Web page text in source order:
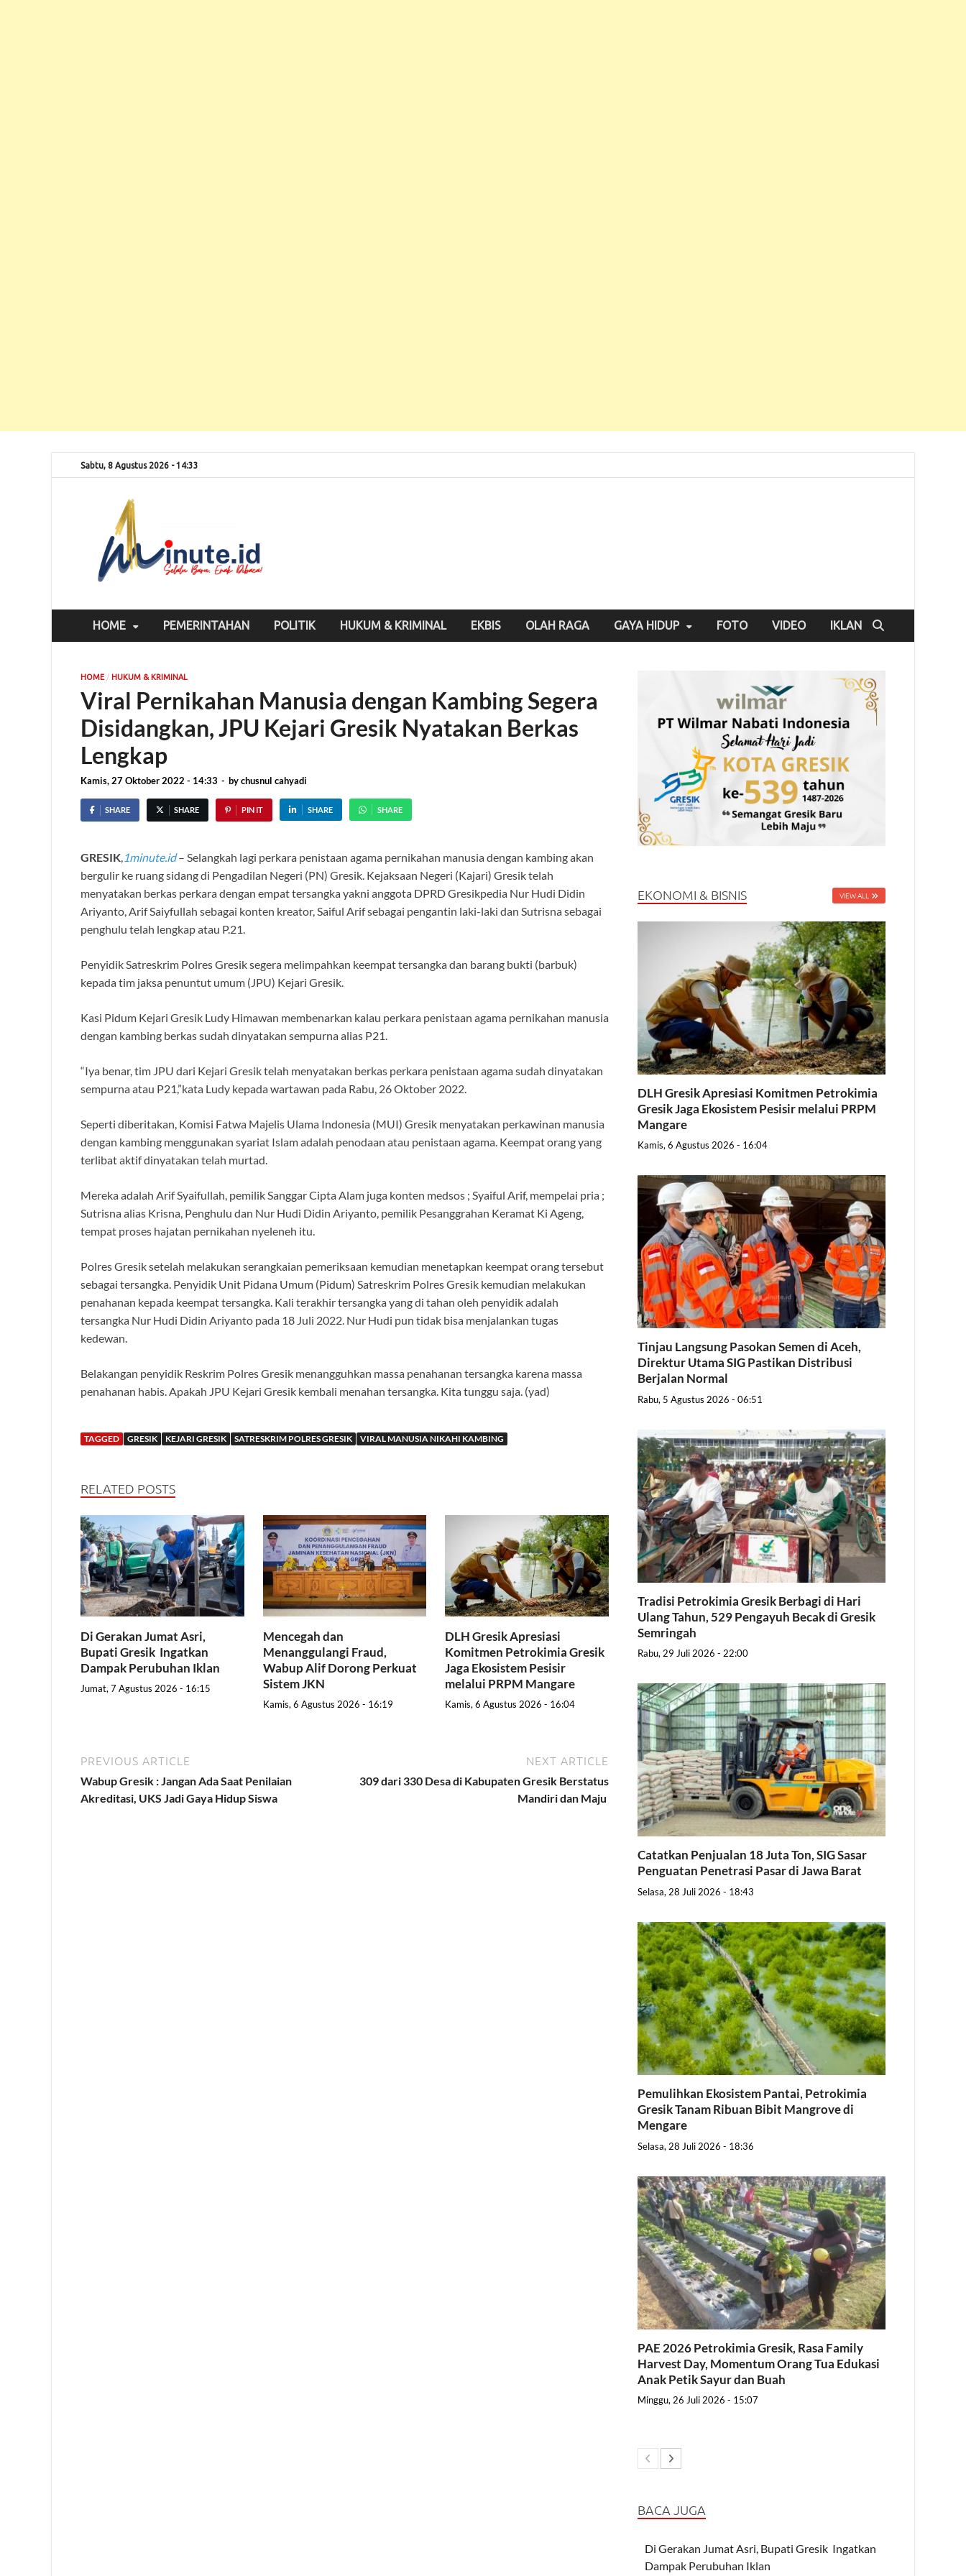
Sabtu, 8 Agustus 2026 - 14:33
HOME PEMERINTAHAN POLITIK HUKUM & KRIMINAL EKBIS OLAH RAGA GAYA HIDUP FOTO VIDEO IKLAN
HOME / HUKUM & KRIMINAL
Viral Pernikahan Manusia dengan Kambing Segera
Disidangkan, JPU Kejari Gresik Nyatakan Berkas
Lengkap
Kamis, 27 Oktober 2022 - 14:33 - bychusnul cahyadi
SHARE SHARE PIN IT SHARE SHARE
GRESIK, 1minute.id– Selangkah lagi perkara penistaan agama pernikahan manusia dengan kambing akan
bergulir ke ruang sidang di Pengadilan Negeri (PN) Gresik. Kejaksaan Negeri (Kajari) Gresik telah
menyatakan berkas perkara dengan empat tersangka yakni anggota DPRD Gresikpedia Nur Hudi Didin
Ariyanto, Arif Saiyfullah sebagai konten kreator, Saiful Arif sebagai pengantin laki-laki dan Sutrisna sebagai
penghulu telah lengkap atau P.21.
Penyidik Satreskrim Polres Gresik segera melimpahkan keempat tersangka dan barang bukti (barbuk)
kepada tim jaksa penuntut umum (JPU) Kejari Gresik.
Kasi Pidum Kejari Gresik Ludy Himawan membenarkan kalau perkara penistaan agama pernikahan manusia
dengan kambing berkas sudah dinyatakan sempurna alias P21.
“Iya benar, tim JPU dari Kejari Gresik telah menyatakan berkas perkara penistaan agama sudah dinyatakan
sempurna atau P21,”kata Ludy kepada wartawan pada Rabu, 26 Oktober 2022.
Seperti diberitakan, Komisi Fatwa Majelis Ulama Indonesia (MUI) Gresik menyatakan perkawinan manusia
dengan kambing menggunakan syariat Islam adalah penodaan atau penistaan agama. Keempat orang yang
terlibat aktif dinyatakan telah murtad.
Mereka adalah Arif Syaifullah, pemilik Sanggar Cipta Alam juga konten medsos ; Syaiful Arif, mempelai pria ;
Sutrisna alias Krisna, Penghulu dan Nur Hudi Didin Ariyanto, pemilik Pesanggrahan Keramat Ki Ageng,
tempat proses hajatan pernikahan nyeleneh itu.
Polres Gresik setelah melakukan serangkaian pemeriksaan kemudian menetapkan keempat orang tersebut
sebagai tersangka. Penyidik Unit Pidana Umum (Pidum) Satreskrim Polres Gresik kemudian melakukan
penahanan kepada keempat tersangka. Kali terakhir tersangka yang di tahan oleh penyidik adalah
tersangka Nur Hudi Didin Ariyanto pada 18 Juli 2022. Nur Hudi pun tidak bisa menjalankan tugas
kedewan.
Belakangan penyidik Reskrim Polres Gresik menangguhkan massa penahanan tersangka karena massa
penahanan habis. Apakah JPU Kejari Gresik kembali menahan tersangka. Kita tunggu saja. (yad)
TAGGED GRESIK KEJARI GRESIK SATRESKRIM POLRES GRESIK VIRAL MANUSIA NIKAHI KAMBING
RELATED POSTS
Di Gerakan Jumat Asri,
Bupati Gresik Ingatkan
Dampak Perubuhan Iklan
Jumat, 7 Agustus 2026 - 16:15
Mencegah dan
Menanggulangi Fraud,
Wabup Alif Dorong Perkuat
Sistem JKN
Kamis, 6 Agustus 2026 - 16:19
DLH Gresik Apresiasi
Komitmen Petrokimia Gresik
Jaga Ekosistem Pesisir
melalui PRPM Mangare
Kamis, 6 Agustus 2026 - 16:04
PREVIOUS ARTICLE
Wabup Gresik : Jangan Ada Saat Penilaian
Akreditasi, UKS Jadi Gaya Hidup Siswa
NEXT ARTICLE
309 dari 330 Desa di Kabupaten Gresik Berstatus
Mandiri dan Maju
EKONOMI & BISNIS VIEW ALL
DLH Gresik Apresiasi Komitmen Petrokimia
Gresik Jaga Ekosistem Pesisir melalui PRPM
Mangare
Kamis, 6 Agustus 2026 - 16:04
Tinjau Langsung Pasokan Semen di Aceh,
Direktur Utama SIG Pastikan Distribusi
Berjalan Normal
Rabu, 5 Agustus 2026 - 06:51
Tradisi Petrokimia Gresik Berbagi di Hari
Ulang Tahun, 529 Pengayuh Becak di Gresik
Semringah
Rabu, 29 Juli 2026 - 22:00
Catatkan Penjualan 18 Juta Ton, SIG Sasar
Penguatan Penetrasi Pasar di Jawa Barat
Selasa, 28 Juli 2026 - 18:43
Pemulihkan Ekosistem Pantai, Petrokimia
Gresik Tanam Ribuan Bibit Mangrove di
Mengare
Selasa, 28 Juli 2026 - 18:36
PAE 2026 Petrokimia Gresik, Rasa Family
Harvest Day, Momentum Orang Tua Edukasi
Anak Petik Sayur dan Buah
Minggu, 26 Juli 2026 - 15:07
BACA JUGA
Di Gerakan Jumat Asri, Bupati Gresik Ingatkan
Dampak Perubuhan Iklan